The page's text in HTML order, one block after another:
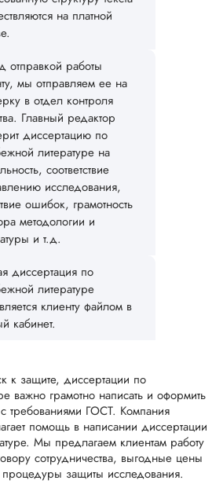
на платной
отправкой работы
мы отправляем ее на
в отдел контроля
Главный редактор
диссертацию по
литературе на
соответствие
исследования,
ошибок, грамотность
методологии и
и т.д.
диссертация по
литературе
клиенту файлом в
кабинет.
к защите, диссертации по
важно грамотно написать и оформить
с требованиями ГОСТ. Компания
помощь в написании диссертации
Мы предлагаем клиентам работу
сотрудничества, выгодные цены
защиты исследования.
Дата:
официального
все в порядке в
плане. Научруки
не задалбывали,
посмотрели, что
и сказал...
Читать полный